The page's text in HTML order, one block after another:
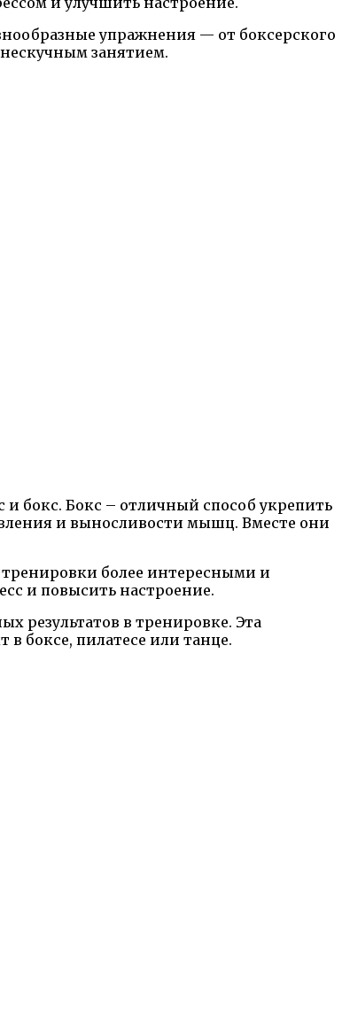
упражнения — от боксерского
занятием.
бокс. Бокс – отличный способ укрепить
и выносливости мышц. Вместе они
более интересными и
и повысить настроение.
результатов в тренировке. Эта
боксе, пилатесе или танце.